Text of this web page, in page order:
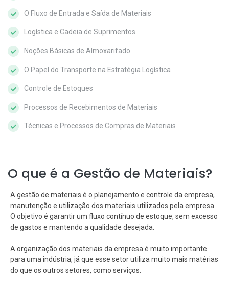
O Fluxo de Entrada e Saída de Materiais
Logística e Cadeia de Suprimentos
Noções Básicas de Almoxarifado
O Papel do Transporte na Estratégia Logística
Controle de Estoques
Processos de Recebimentos de Materiais
Técnicas e Processos de Compras de Materiais
O que é a Gestão de Materiais?
A gestão de materiais é o planejamento e controle da empresa,
manutenção e utilização dos materiais utilizados pela empresa.
O objetivo é garantir um fluxo contínuo de estoque, sem excesso
de gastos e mantendo a qualidade desejada.
A organização dos materiais da empresa é muito importante
para uma indústria, já que esse setor utiliza muito mais matérias
do que os outros setores, como serviços.